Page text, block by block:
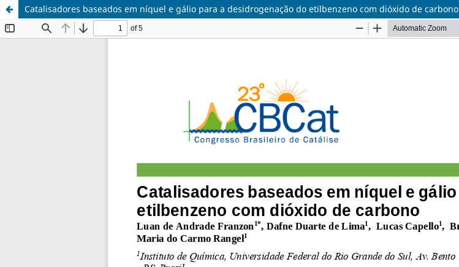
Catalisadores baseados em níquel e gálio para a desidrogenação do etilbenzeno com dióxido de carbono